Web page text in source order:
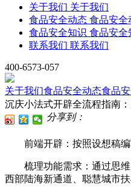
关于我们 关于我们
食品安全动态 食品安全
食品安全知识 食品安全
联系我们 联系我们
400-6573-057
关于我们食品安全动态食品
沉庆小法式开辟全流程指南
分享到：
前端开辟：按照设想稿编
梳理功能需求：通过思维
西部陆海新通道、聪慧城市扶